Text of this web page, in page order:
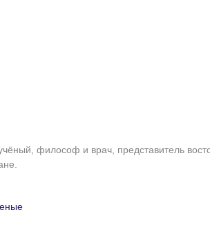
философ и врач, представитель